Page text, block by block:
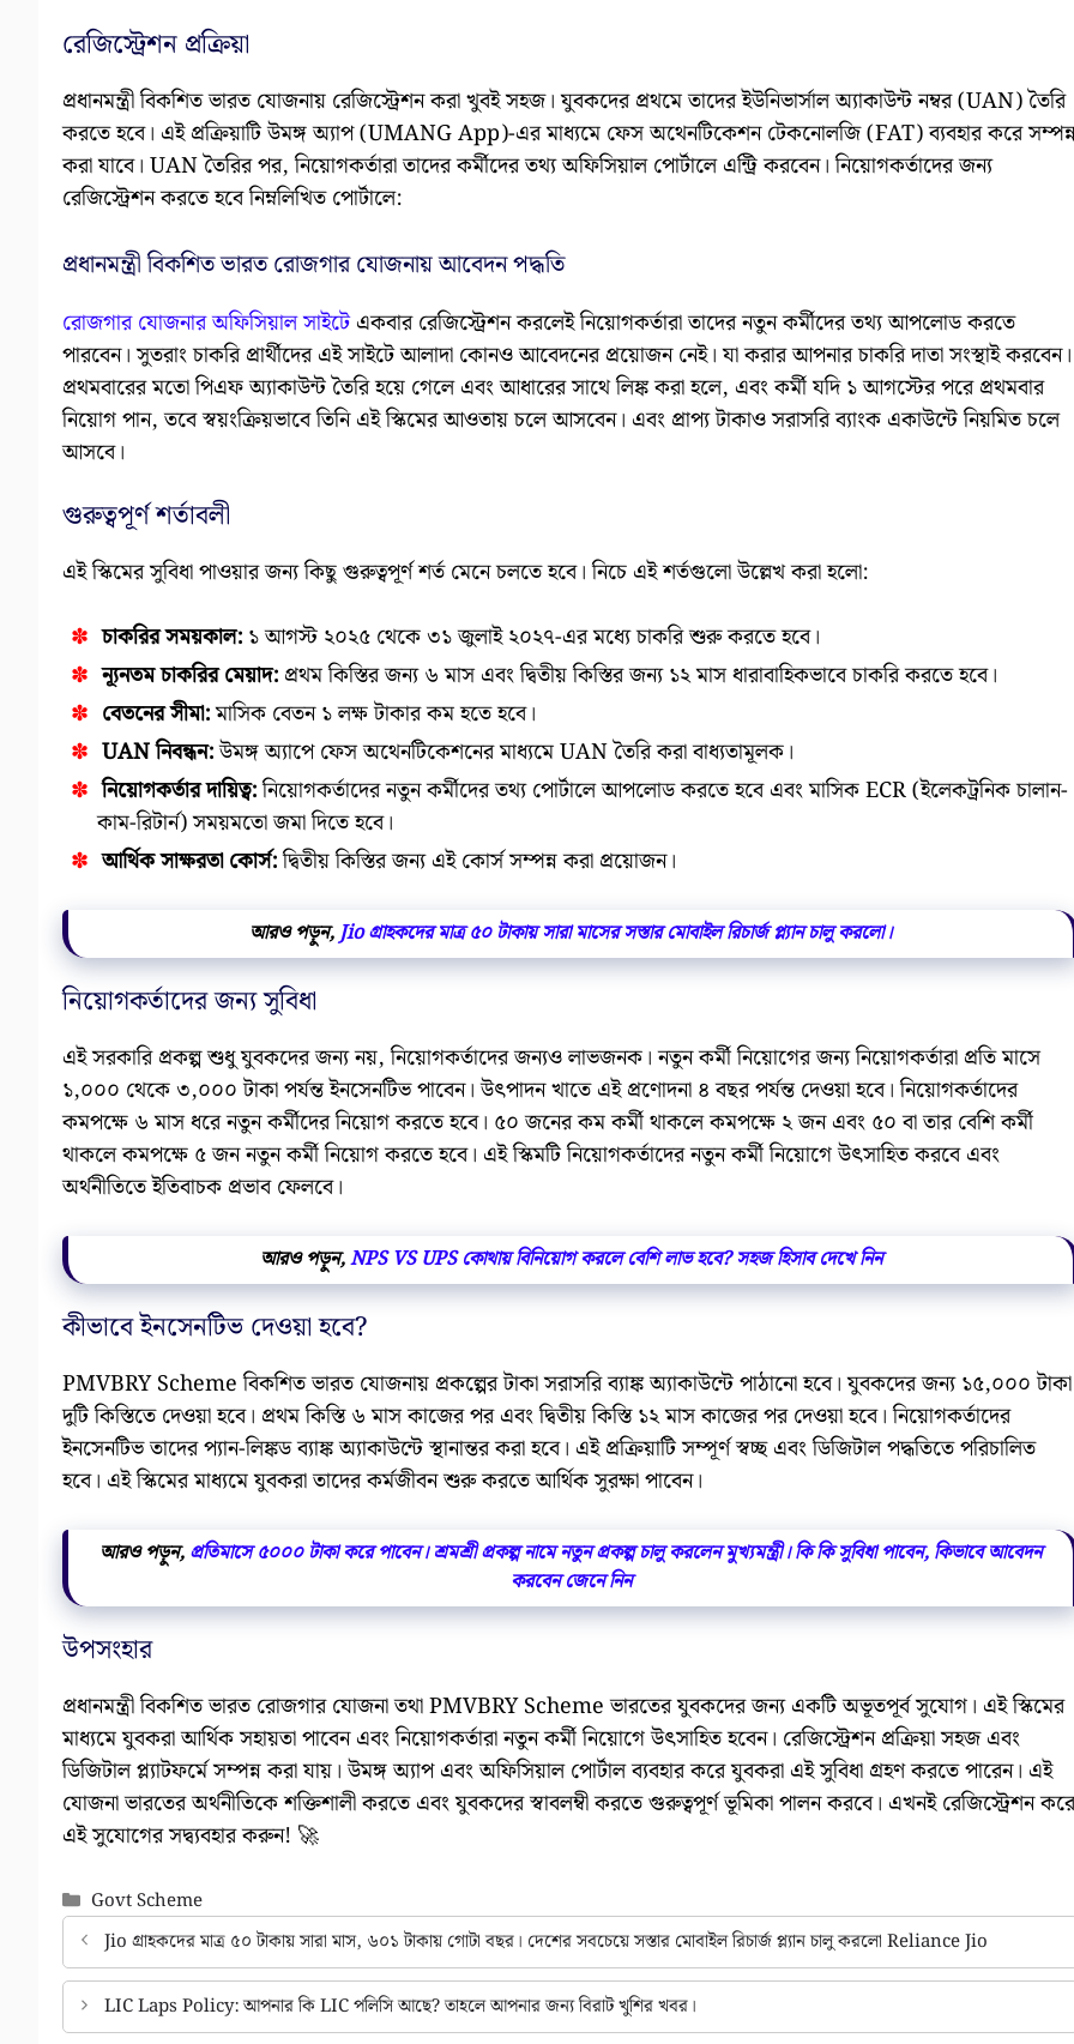
রেজিস্ট্রেশন প্রক্রিয়া
প্রধানমন্ত্রী বিকশিত ভারত যোজনায় রেজিস্ট্রেশন করা খুবই সহজ। যুবকদের প্রথমে তাদের ইউনিভার্সাল অ্যাকাউন্ট নম্বর (UAN) তৈরি
করতে হবে। এই প্রক্রিয়াটি উমঙ্গ অ্যাপ (UMANG App)-এর মাধ্যমে ফেস অথেনটিকেশন টেকনোলজি (FAT) ব্যবহার করে
করা যাবে। UAN তৈরির পর, নিয়োগকর্তারা তাদের কর্মীদের তথ্য অফিসিয়াল পোর্টালে এন্ট্রি করবেন। নিয়োগকর্তাদের জন্য
রেজিস্ট্রেশন করতে হবে নিম্নলিখিত পোর্টালে:
প্রধানমন্ত্রী বিকশিত ভারত রোজগার যোজনায় আবেদন পদ্ধতি
রোজগার যোজনার অফিসিয়াল সাইটেএকবার রেজিস্ট্রেশন করলেই নিয়োগকর্তারা তাদের নতুন কর্মীদের তথ্য আপলোড করতে
পারবেন। সুতরাং চাকরি প্রার্থীদের এই সাইটে আলাদা কোনও আবেদনের প্রয়োজন নেই। যা করার আপনার চাকরি দাতা সংস্থাই করবেন।
প্রথমবারের মতো পিএফ অ্যাকাউন্ট তৈরি হয়ে গেলে এবং আধারের সাথে লিঙ্ক করা হলে, এবং কর্মী যদি ১ আগস্টের পরে প্রথমবার
নিয়োগ পান, তবে স্বয়ংক্রিয়ভাবে তিনি এই স্কিমের আওতায় চলে আসবেন। এবং প্রাপ্য টাকাও সরাসরি ব্যাংক একাউন্টে নিয়মিত চলে
আসবে।
গুরুত্বপূর্ণ শর্তাবলী
এই স্কিমের সুবিধা পাওয়ার জন্য কিছু গুরুত্বপূর্ণ শর্ত মেনে চলতে হবে। নিচে এই শর্তগুলো উল্লেখ করা হলো:
চাকরির সময়কাল: ১ আগস্ট ২০২৫ থেকে ৩১ জুলাই ২০২৭-এর মধ্যে চাকরি শুরু করতে হবে।
ন্যূনতম চাকরির মেয়াদ: প্রথম কিস্তির জন্য ৬ মাস এবং দ্বিতীয় কিস্তির জন্য ১২ মাস ধারাবাহিকভাবে চাকরি করতে হবে।
বেতনের সীমা:মাসিক বেতন ১ লক্ষ টাকার কম হতে হবে।
UAN নিবন্ধন:উমঙ্গ অ্যাপে ফেস অথেনটিকেশনের মাধ্যমে UAN তৈরি করা বাধ্যতামূলক।
নিয়োগকর্তার দায়িত্ব:নিয়োগকর্তাদের নতুন কর্মীদের তথ্য পোর্টালে আপলোড করতে হবে এবং মাসিক ECR (ইলেকট্রনিক চালান-
কাম-রিটার্ন) সময়মতো জমা দিতে হবে।
আর্থিক সাক্ষরতা কোর্স:দ্বিতীয় কিস্তির জন্য এই কোর্স সম্পন্ন করা প্রয়োজন।
আরও পড়ুন, Jio গ্রাহকদের মাত্র ৫০ টাকায় সারা মাসের সস্তার মোবাইল রিচার্জ প্ল্যান চালু করলো।
নিয়োগকর্তাদের জন্য সুবিধা
এই সরকারি প্রকল্প শুধু যুবকদের জন্য নয়, নিয়োগকর্তাদের জন্যও লাভজনক। নতুন কর্মী নিয়োগের জন্য নিয়োগকর্তারা প্রতি মাসে
১,০০০ থেকে ৩,০০০ টাকা পর্যন্ত ইনসেনটিভ পাবেন। উৎপাদন খাতে এই প্রণোদনা ৪ বছর পর্যন্ত দেওয়া হবে। নিয়োগকর্তাদের
কমপক্ষে ৬ মাস ধরে নতুন কর্মীদের নিয়োগ করতে হবে। ৫০ জনের কম কর্মী থাকলে কমপক্ষে ২ জন এবং ৫০ বা তার বেশি কর্মী
থাকলে কমপক্ষে ৫ জন নতুন কর্মী নিয়োগ করতে হবে। এই স্কিমটি নিয়োগকর্তাদের নতুন কর্মী নিয়োগে উৎসাহিত করবে এবং
অর্থনীতিতে ইতিবাচক প্রভাব ফেলবে।
আরও পড়ুন,NPS VS UPS কোথায় বিনিয়োগ করলে বেশি লাভ হবে? সহজ হিসাব দেখে নিন
কীভাবে ইনসেনটিভ দেওয়া হবে?
PMVBRY Scheme বিকশিত ভারত যোজনায় প্রকল্পের টাকা সরাসরি ব্যাঙ্ক অ্যাকাউন্টে পাঠানো হবে। যুবকদের জন্য ১৫,০০০ টাকা
দুটি কিস্তিতে দেওয়া হবে। প্রথম কিস্তি ৬ মাস কাজের পর এবং দ্বিতীয় কিস্তি ১২ মাস কাজের পর দেওয়া হবে। নিয়োগকর্তাদের
ইনসেনটিভ তাদের প্যান-লিঙ্কড ব্যাঙ্ক অ্যাকাউন্টে স্থানান্তর করা হবে। এই প্রক্রিয়াটি সম্পূর্ণ স্বচ্ছ এবং ডিজিটাল পদ্ধতিতে পরিচালিত
হবে। এই স্কিমের মাধ্যমে যুবকরা তাদের কর্মজীবন শুরু করতে আর্থিক সুরক্ষা পাবেন।
আরও পড়ুন, প্রতিমাসে ৫০০০ টাকা করে পাবেন। শ্রমশ্রী প্রকল্প নামে নতুন প্রকল্প চালু করলেন মুখ্যমন্ত্রী। কি কি সুবিধা পাবেন, কিভাবে আবেদন
করবেন জেনে নিন
উপসংহার
প্রধানমন্ত্রী বিকশিত ভারত রোজগার যোজনা তথা PMVBRY Scheme ভারতের যুবকদের জন্য একটি অভূতপূর্ব সুযোগ। এই স্কিমের
মাধ্যমে যুবকরা আর্থিক সহায়তা পাবেন এবং নিয়োগকর্তারা নতুন কর্মী নিয়োগে উৎসাহিত হবেন। রেজিস্ট্রেশন প্রক্রিয়া সহজ এবং
ডিজিটাল প্ল্যাটফর্মে সম্পন্ন করা যায়। উমঙ্গ অ্যাপ এবং অফিসিয়াল পোর্টাল ব্যবহার করে যুবকরা এই সুবিধা গ্রহণ করতে পারেন। এই
যোজনা ভারতের অর্থনীতিকে শক্তিশালী করতে এবং যুবকদের স্বাবলম্বী করতে গুরুত্বপূর্ণ ভূমিকা পালন করবে। এখনই রেজিস্ট্রেশন করে
এই সুযোগের সদ্ব্যবহার করুন! 🚀
Categories
Govt Scheme
Jio গ্রাহকদের মাত্র ৫০ টাকায় সারা মাস, ৬০১ টাকায় গোটা বছর। দেশের সবচেয়ে সস্তার মোবাইল রিচার্জ প্ল্যান চালু করলো Reliance Jio
LIC Laps Policy: আপনার কি LIC পলিসি আছে? তাহলে আপনার জন্য বিরাট খুশির খবর।